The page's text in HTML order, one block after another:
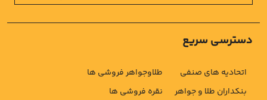
دسترسی سریع
اتحادیه های صنفی
بنکداران طلا و جواهر
طلاوجواهر فروشی ها
نقره فروشی ها